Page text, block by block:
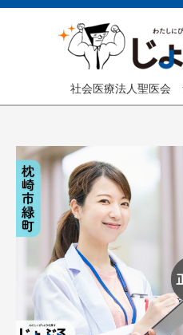
社会医療法人聖医会